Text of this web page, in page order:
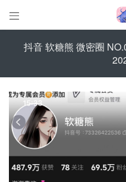

抖音 软糖熊 微密圈